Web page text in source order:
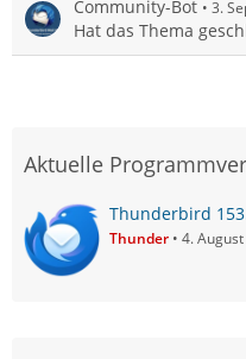
Community-Bot 3.
Hat das Thema
Aktuelle
Thunderbird
Thunder 4.